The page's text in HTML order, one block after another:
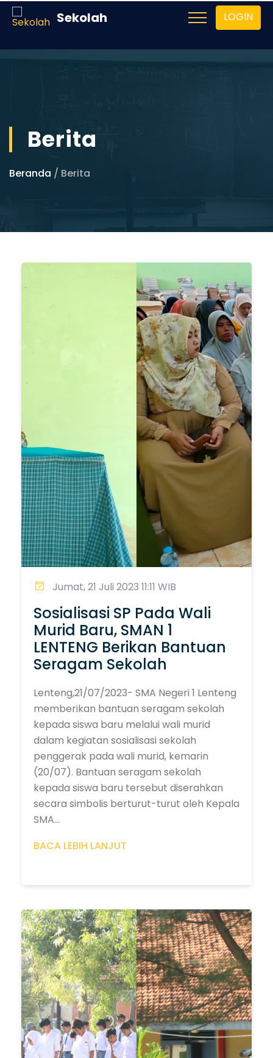
Sekolah LOGIN
Berita
Beranda / Berita
Jumat, 21 Juli 2023 11:11 WIB
Sosialisasi SP Pada Wali
Murid Baru, SMAN 1
LENTENG Berikan Bantuan
Seragam Sekolah
Lenteng,21/07/2023- SMA Negeri 1 Lenteng
memberikan bantuan seragam sekolah
kepada siswa baru melalui wali murid
dalam kegiatan sosialisasi sekolah
penggerak pada wali murid, kemarin
(20/07). Bantuan seragam sekolah
kepada siswa baru tersebut diserahkan
secara simbolis berturut-turut oleh Kepala
SMA...
BACA LEBIH LANJUT